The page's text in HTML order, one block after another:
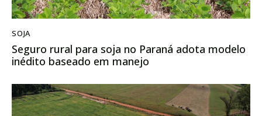
SOJA
Seguro rural para soja no Paraná adota modelo
inédito baseado em manejo